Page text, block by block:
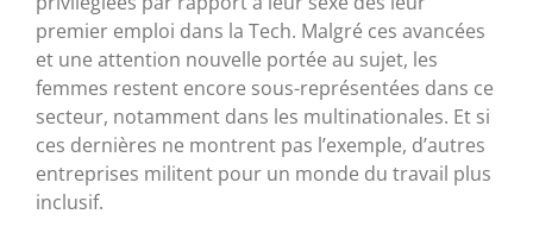
premier emploi dans la Tech. Malgré ces avancées
et une attention nouvelle portée au sujet, les
femmes restent encore sous-représentées dans ce
secteur, notamment dans les multinationales. Et si
ces dernières ne montrent pas l’exemple, d’autres
entreprises militent pour un monde du travail plus
inclusif.